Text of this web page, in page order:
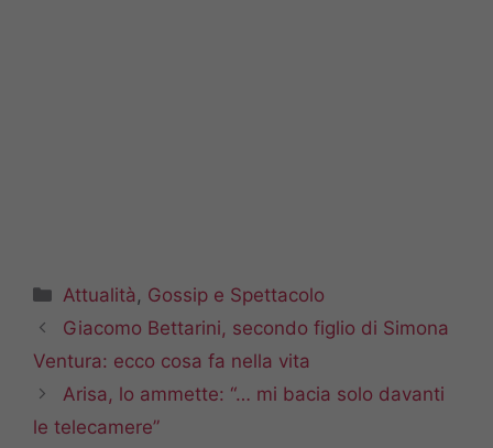
Categorie
Attualità , Gossip e Spettacolo
Giacomo Bettarini, secondo figlio di Simona
Ventura: ecco cosa fa nella vita
Arisa, lo ammette: “… mi bacia solo davanti
le telecamere”